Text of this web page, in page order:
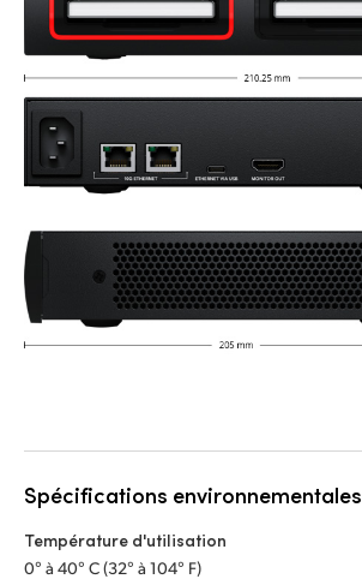
Spécifications environnementales
Température d'utilisation
0° à 40° C (32° à 104° F)